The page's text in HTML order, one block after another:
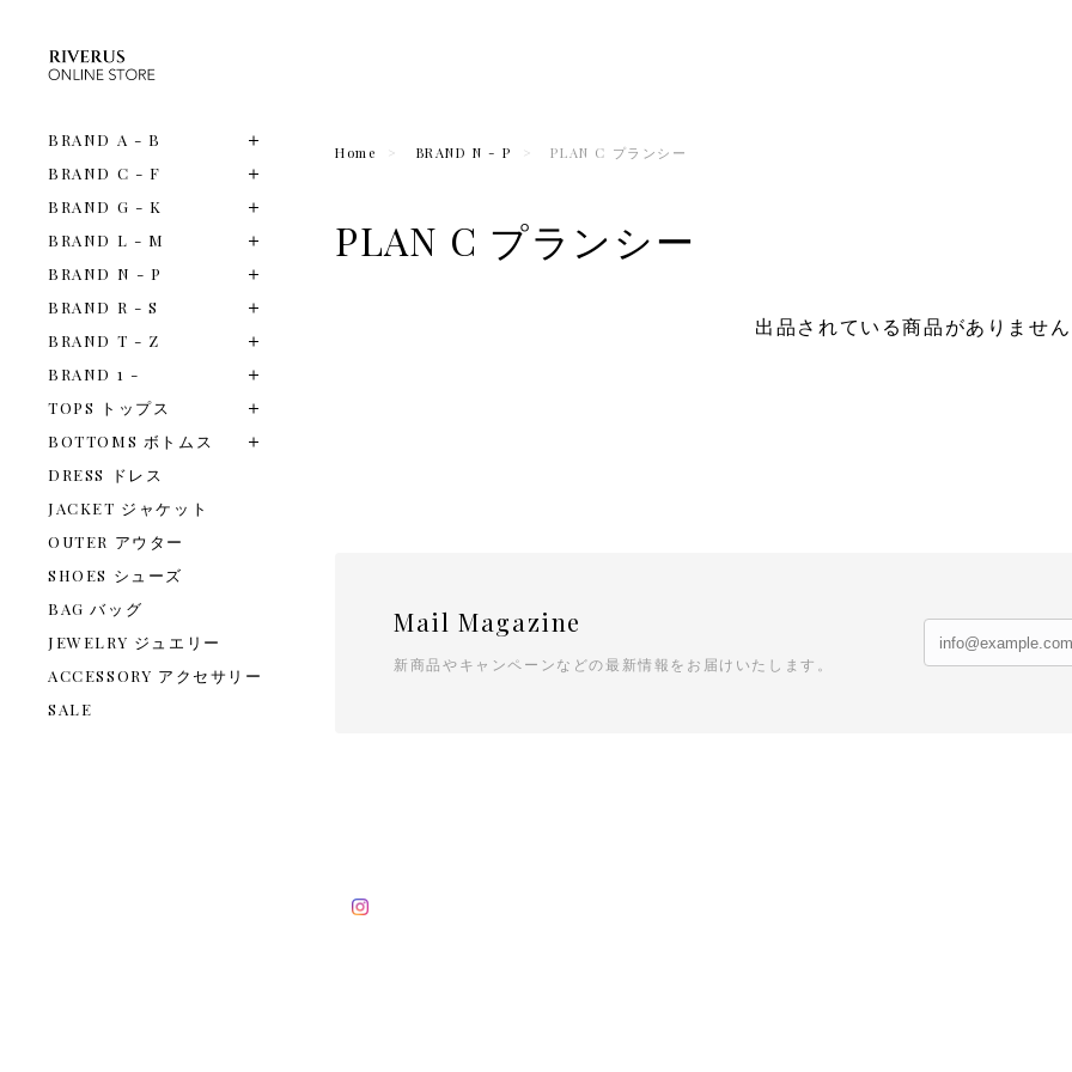
BRAND A - B
BRAND C - F
BRAND G - K
BRAND L - M
BRAND N - P
BRAND R - S
BRAND T - Z
BRAND 1 -
TOPS トップス
BOTTOMS ボトムス
DRESS ドレス
JACKET ジャケット
OUTER アウター
SHOES シューズ
BAG バッグ
JEWELRY ジュエリー
ACCESSORY アクセサリー
SALE
Home BRAND N - P PLAN C プランシー
PLAN C プランシー
出品されている商品がありませ
Mail Magazine
新商品やキャンペーンなどの最新情報をお届けいたします。